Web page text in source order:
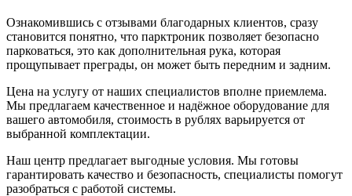
Ознакомившись с отзывами благодарных клиентов, сразу
становится понятно, что парктроник позволяет безопасно
парковаться, это как дополнительная рука, которая
прощупывает преграды, он может быть передним и задним.
Цена на услугу от наших специалистов вполне приемлема.
Мы предлагаем качественное и надёжное оборудование для
вашего автомобиля, стоимость в рублях варьируется от
выбранной комплектации.
Наш центр предлагает выгодные условия. Мы готовы
гарантировать качество и безопасность, специалисты помогут
разобраться с работой системы.